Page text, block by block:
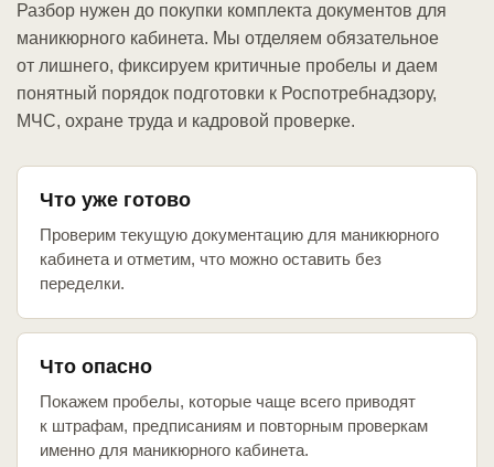
Разбор нужен до покупки комплекта документов для
маникюрного кабинета. Мы отделяем обязательное
от лишнего, фиксируем критичные пробелы и даем
понятный порядок подготовки к Роспотребнадзору,
МЧС, охране труда и кадровой проверке.
Что уже готово
Проверим текущую документацию для маникюрного
кабинета и отметим, что можно оставить без
переделки.
Что опасно
Покажем пробелы, которые чаще всего приводят
к штрафам, предписаниям и повторным проверкам
именно для маникюрного кабинета.